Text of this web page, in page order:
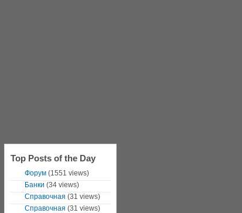
Top Posts of the Day
Форум(1551 views)
Банки (34 views)
Справочная (31 views)
Справочная (31 views)